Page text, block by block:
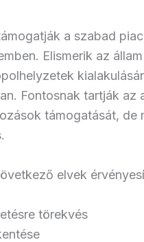
a szabad
Elismerik az
Fontosnak tartják az
támogatását, de
elvek
törekvés